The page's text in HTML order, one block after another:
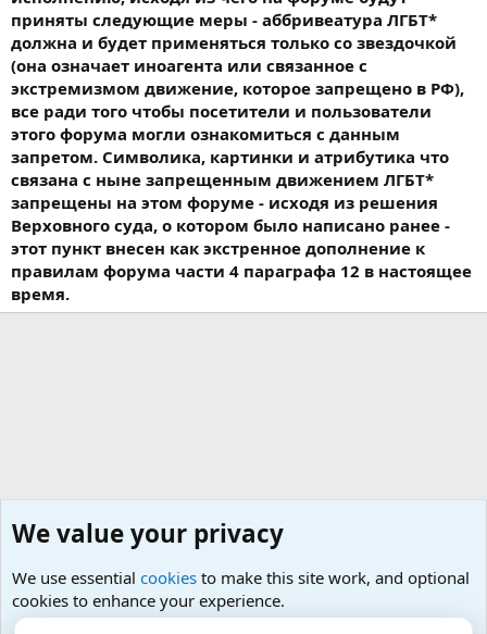
приняты следующие меры - аббривеатура ЛГБТ*
должна и будет применяться только со звездочкой
(она означает иноагента или связанное с
экстремизмом движение, которое запрещено в РФ),
все ради того чтобы посетители и пользователи
этого форума могли ознакомиться с данным
запретом. Символика, картинки и атрибутика что
связана с ныне запрещенным движением ЛГБТ*
запрещены на этом форуме - исходя из решения
Верховного суда, о котором было написано ранее -
этот пункт внесен как экстренное дополнение к
правилам форума части 4 параграфа 12 в настоящее
время.
Малая урология- простатит, тазовые боли, фиброз
We value your privacy
We use essential cookies to make this site work, and optional
cookies to enhance your experience.